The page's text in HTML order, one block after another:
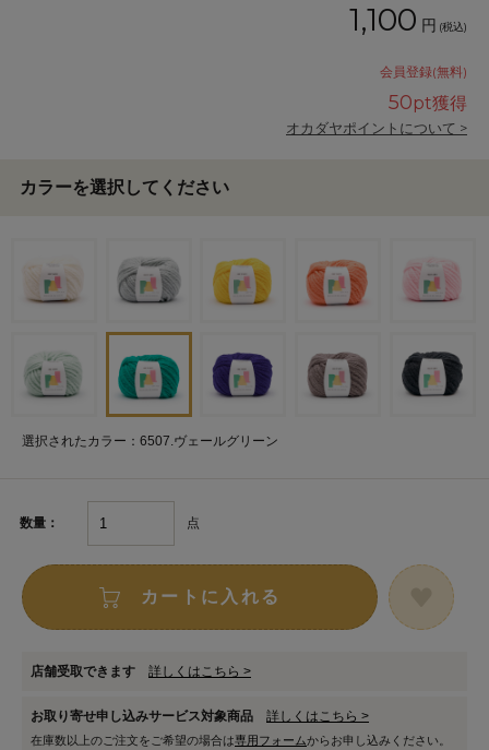
1,100 円 (税込)
会員登録(無料)
50pt獲得
オカダヤポイントについて >
カラーを選択してください
選択されたカラー：6507.ヴェールグリーン
数量： 点
カートに入れる
店舗受取できます 詳しくはこちら >
お取り寄せ申し込みサービス対象商品 詳しくはこちら >
在庫数以上のご注文をご希望の場合は専用フォームからお申し込みください。